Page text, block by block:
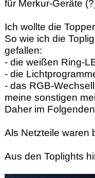
für Merkur-Geräte
Ich wollte die
So wie ich die
gefallen:
- die weißen Ring-
- die
- das RGB-
meine sonstigen
Daher im
Als Netzteile waren
Aus den Toplights